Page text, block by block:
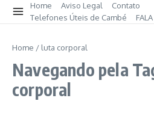
Home Aviso Legal
Contato
Telefones Úteis de Cambé
Home / luta corporal
Navegando pela
corporal